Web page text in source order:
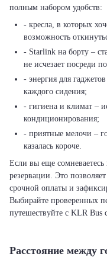
полным набором удобств:
- кресла, в которых
возможность
- Starlink на борту –
не исчезает посреди
- энергия для
каждого сидения;
- гигиена и климат –
кондиционирования;
- приятные мелочи –
казалась короче.
Если вы еще сомневаетесь
резервации. Это
срочной оплаты и
Выбирайте проверенных
путешествуйте с KLR Bus
Расстояние между